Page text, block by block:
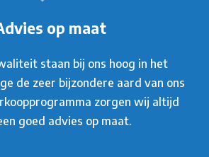
op maat
staan bij ons hoog in het
de zeer bijzondere aard van ons
zorgen wij altijd
goed advies op maat.